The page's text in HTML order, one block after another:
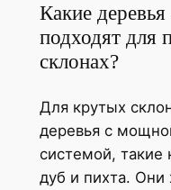
Какие
подходят для
склонах?
Для крутых
деревья с
системой, такие
дуб и пихта. Они